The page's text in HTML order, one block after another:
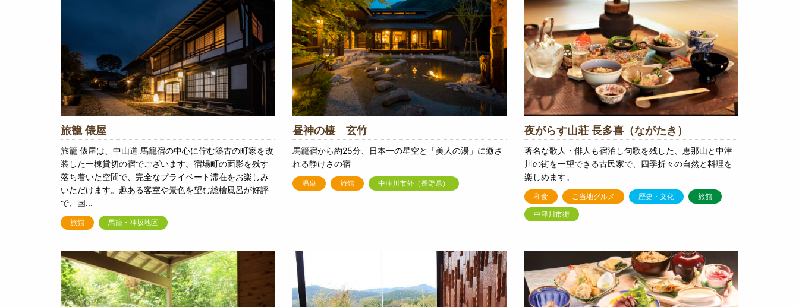
旅籠 俵屋
旅籠 俵屋は、中山道 馬籠宿の中心に佇む築古の町家を改
装した一棟貸切の宿でございます。宿場町の面影を残す
落ち着いた空間で、完全なプライベート滞在をお楽しみ
いただけます。趣ある客室や景色を望む総檜風呂が好評
で、国...
旅館 馬籠・神坂地区
昼神の棲 玄竹
馬籠宿から約25分、日本一の星空と「美人の湯」に癒さ
れる静けさの宿
温泉 旅館 中津川市外（長野県）
夜がらす山荘 長多喜（ながたき）
著名な歌人・俳人も宿泊し句歌を残した、恵那山と中津
川の街を一望できる古民家で、四季折々の自然と料理を
楽しめます。
和食 ご当地グルメ 歴史・文化
旅館
中津川市街